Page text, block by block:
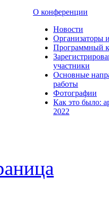
О конференции
Новости
Организаторы
Программный
участники
Основные
работы
Фотографии
Как это было:
2022